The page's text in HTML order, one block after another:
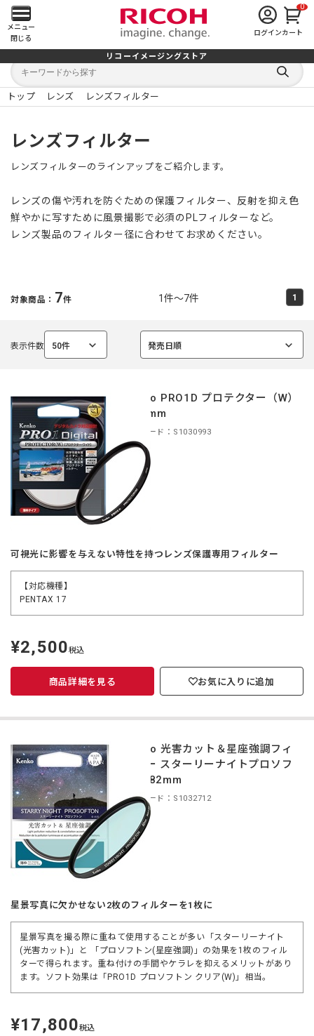
メ
イ
ン
メ
ニ
ュ
ー
を
メニュー
閉じる
ログイン
0
カート
リコーイメージングストア
キ
ワ
ー
キ
検
索
る
トップ レンズ レンズフィルター
レンズフィルター
レンズフィルターのラインアップをご紹介します。
レンズの傷や汚れを防ぐための保護フィルター、反射を抑え色
鮮やかに写すために風景撮影で必須のPLフィルターなど。
レンズ製品のフィルター径に合わせてお求めください。
対象商品： 7件 1件～7件 1
表示件数 50件
選
発売日順
選
Kenko PRO1D プロテクター（W）
40.5mm
商品コード：S1030993
可視光に影響を与えない特性を持つレンズ保護専用フィルター
【対応機種】
PENTAX 17
定
価
¥2,500税込
商品詳細を見る お気に入りに追加
Kenko 光害カット＆星座強調フィ
ルター スターリーナイトプロソフ
トン 82mm
商品コード：S1032712
星景写真に欠かせない2枚のフィルターを1枚に
星景写真を撮る際に重ねて使用することが多い「スターリーナイト
(光害カット)」と 「プロソフトン(星座強調)」の効果を1枚のフィル
ターで得られます。重ね付けの手間やケラレを抑えるメリットがあり
ます。ソフト効果は「PRO1D プロソフトン クリア(W)」相当。
定
価
¥17,800税込